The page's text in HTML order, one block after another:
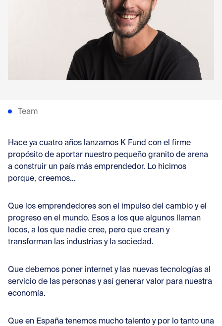
Team
Hace ya cuatro años lanzamos K Fund con el firme
propósito de aportar nuestro pequeño granito de arena
a construir un país más emprendedor. Lo hicimos
porque, creemos...
Que los emprendedores son el impulso del cambio y el
progreso en el mundo. Esos a los que algunos llaman
locos, a los que nadie cree, pero que crean y
transforman las industrias y la sociedad.
Que debemos poner internet y las nuevas tecnologías al
servicio de las personas y así generar valor para nuestra
economía.
Que en España tenemos mucho talento y por lo tanto una